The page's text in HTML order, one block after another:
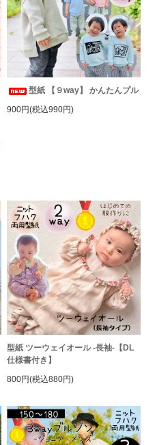
型紙 【９way】 かんたんプル
900円(税込990円)
型紙 ツーウェイオール -長袖-【DL
仕様書付き】
800円(税込880円)